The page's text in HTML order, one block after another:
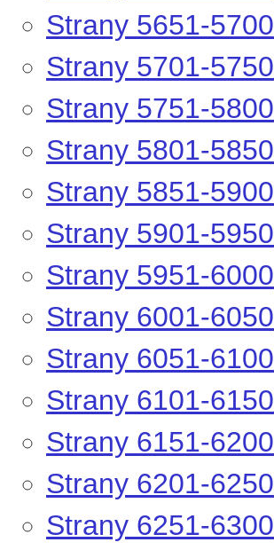
Strany 5651-5700
Strany 5701-5750
Strany 5751-5800
Strany 5801-5850
Strany 5851-5900
Strany 5901-5950
Strany 5951-6000
Strany 6001-6050
Strany 6051-6100
Strany 6101-6150
Strany 6151-6200
Strany 6201-6250
Strany 6251-6300